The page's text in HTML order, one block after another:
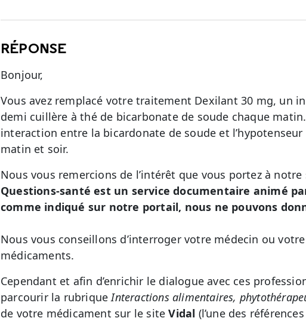
RÉPONSE
Bonjour,
Vous avez remplacé votre traitement Dexilant 30 mg, un
demi cuillère à thé de bicarbonate de soude chaque
interaction entre la bicardonate de soude et
matin et soir.
Nous vous remercions de l’intérêt que vous portez à
Questions-santé est un service documentaire animé
comme indiqué sur notre portail, nous ne pouvons
Nous vous conseillons d’interroger votre médecin ou
médicaments.
Cependant et afin d’enrichir le dialogue avec ces
parcourir la rubrique Interactions alimentaires,
de votre médicament sur le siteVidal (l’une des